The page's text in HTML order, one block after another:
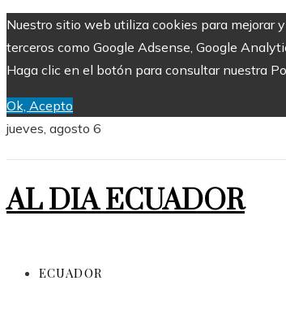
Nuestro sitio web utiliza cookies para mejorar
terceros como Google Adsense, Google
Haga clic en el botón para consultar nuestra
Ok, Acepto
jueves, agosto 6
AL DIA ECUADOR
ECUADOR